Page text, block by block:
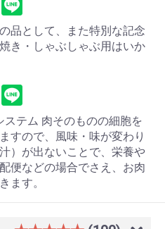
品として、また特別な記念
き・しゃぶしゃぶ用はいか
ステム 肉そのものの細胞を
すので、風味・味が変わり
）が出ないことで、栄養や
便などの場合でさえ、お肉
ます。